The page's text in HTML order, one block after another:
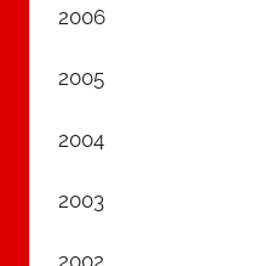
2006
2005
2004
2003